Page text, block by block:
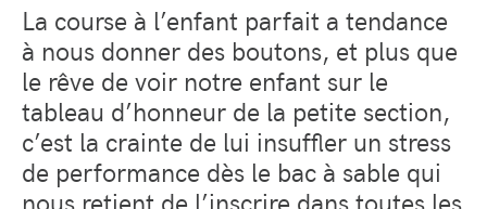
La course à l’enfant parfait a tendance
à nous donner des boutons, et plus que
le rêve de voir notre enfant sur le
tableau d’honneur de la petite section,
c’est la crainte de lui insuffler un stress
de performance dès le bac à sable qui
nous retient de l’inscrire dans toutes les